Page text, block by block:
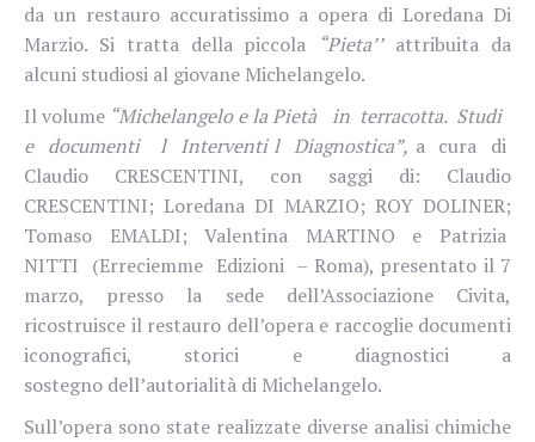
da un restauro accuratissimo a opera di Loredana Di
Marzio. Si tratta della piccola
“Pieta’’attribuita da
alcuni studiosi al giovane Michelangelo.
Il volume “Michelangelo e la Pietà in terracotta. Studi
e documenti l Interventi l Diagnostica”, a cura di
Claudio CRESCENTINI, con saggi di: Claudio
CRESCENTINI; Loredana DI MARZIO; ROY DOLINER;
Tomaso
EMALDI; Valentina MARTINO e
Patrizia
NITTI (Erreciemme Edizioni – Roma), presentato il 7
marzo, presso la sede dell’Associazione Civita,
ricostruisce il restauro dell’opera e raccoglie documenti
iconografici, storici e diagnostici a
sostegno dell’autorialità di Michelangelo.
Sull’opera sono state realizzate diverse analisi chimiche